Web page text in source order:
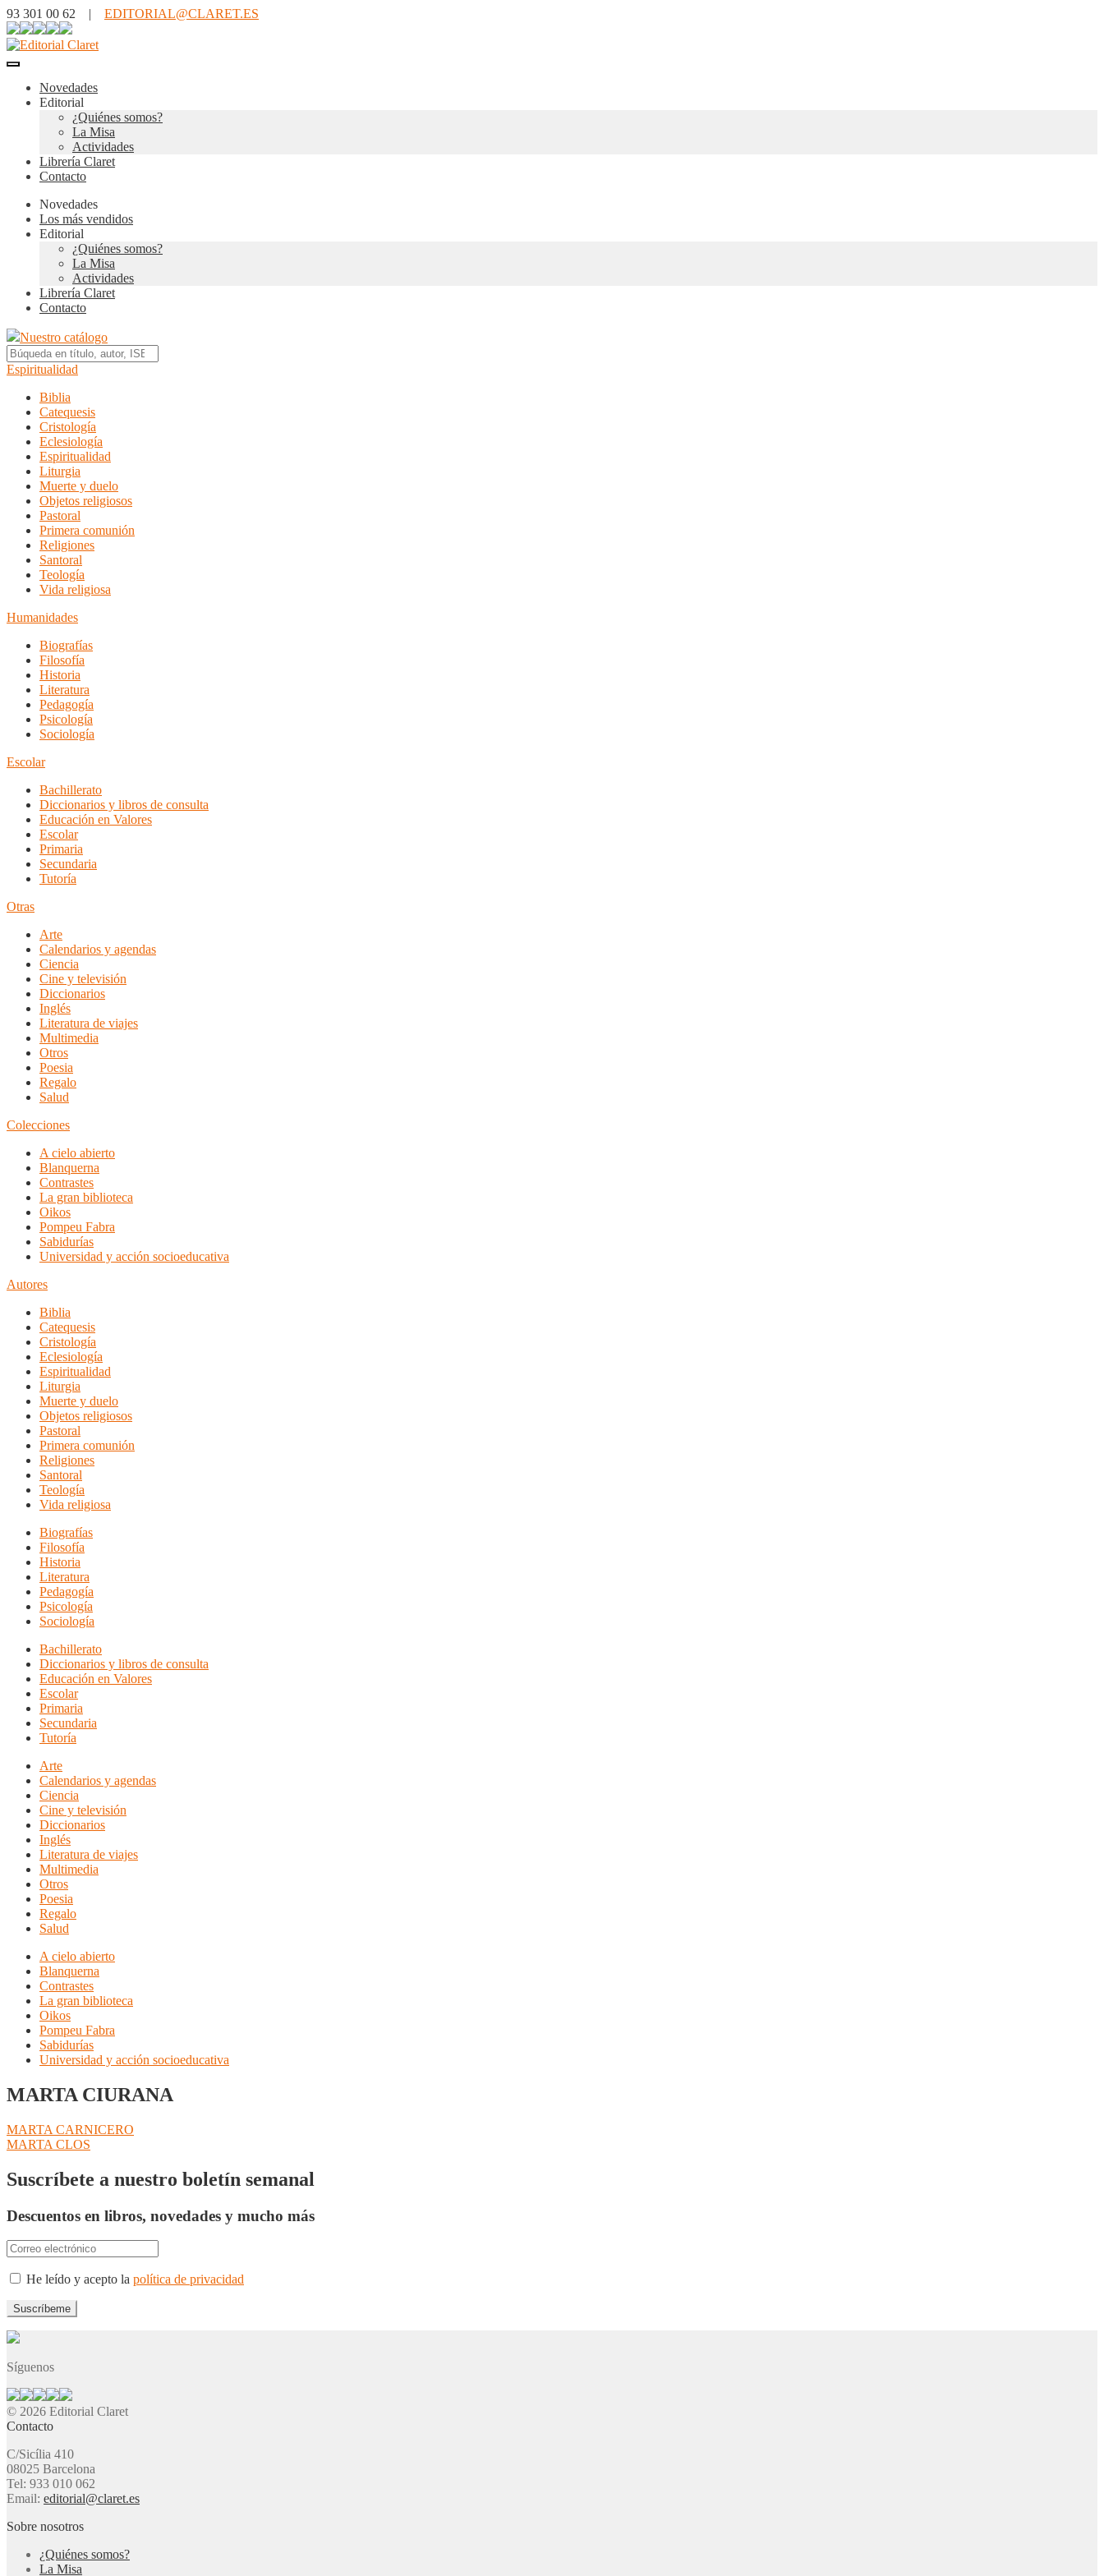
93 301 00 62 | EDITORIAL@CLARET.ES
Novedades
Editorial
¿Quiénes somos?
La Misa
Actividades
Librería Claret
Contacto
Novedades
Los más vendidos
Editorial
¿Quiénes somos?
La Misa
Actividades
Librería Claret
Contacto
Nuestro catálogo
Espiritualidad
Biblia
Catequesis
Cristología
Eclesiología
Espiritualidad
Liturgia
Muerte y duelo
Objetos religiosos
Pastoral
Primera comunión
Religiones
Santoral
Teología
Vida religiosa
Humanidades
Biografías
Filosofía
Historia
Literatura
Pedagogía
Psicología
Sociología
Escolar
Bachillerato
Diccionarios y libros de consulta
Educación en Valores
Escolar
Primaria
Secundaria
Tutoría
Otras
Arte
Calendarios y agendas
Ciencia
Cine y televisión
Diccionarios
Inglés
Literatura de viajes
Multimedia
Otros
Poesia
Regalo
Salud
Colecciones
A cielo abierto
Blanquerna
Contrastes
La gran biblioteca
Oikos
Pompeu Fabra
Sabidurías
Universidad y acción socioeducativa
Autores
Biblia
Catequesis
Cristología
Eclesiología
Espiritualidad
Liturgia
Muerte y duelo
Objetos religiosos
Pastoral
Primera comunión
Religiones
Santoral
Teología
Vida religiosa
Biografías
Filosofía
Historia
Literatura
Pedagogía
Psicología
Sociología
Bachillerato
Diccionarios y libros de consulta
Educación en Valores
Escolar
Primaria
Secundaria
Tutoría
Arte
Calendarios y agendas
Ciencia
Cine y televisión
Diccionarios
Inglés
Literatura de viajes
Multimedia
Otros
Poesia
Regalo
Salud
A cielo abierto
Blanquerna
Contrastes
La gran biblioteca
Oikos
Pompeu Fabra
Sabidurías
Universidad y acción socioeducativa
MARTA CIURANA
Navegación
de
entradas
Anterior:
MARTA CARNICERO
Siguiente:
MARTA CLOS
Suscríbete a nuestro boletín semanal
Descuentos en libros, novedades y mucho más
He leído y acepto la política de privacidad
Síguenos
© 2026 Editorial Claret
Contacto
C/Sicília 410
08025 Barcelona
Tel: 933 010 062
Email: editorial@claret.es
Sobre nosotros
¿Quiénes somos?
La Misa